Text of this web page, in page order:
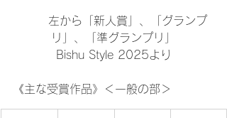
リ」、「準グランプリ」
Bishu Style 2025より
《主な受賞作品》 ＜一般の部＞